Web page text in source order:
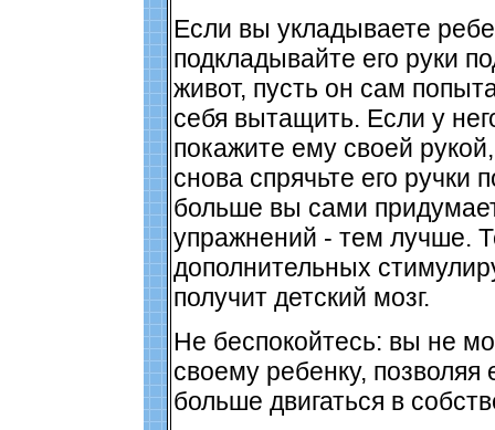
Если вы укладываете
подкладывайте его руки
живот, пусть он сам
себя вытащить. Если у
покажите ему своей
снова спрячьте его ручки
больше вы сами
упражнений - тем лучше.
дополнительных
получит детский мозг.
Не беспокойтесь: вы не
своему ребенку,
больше двигаться в